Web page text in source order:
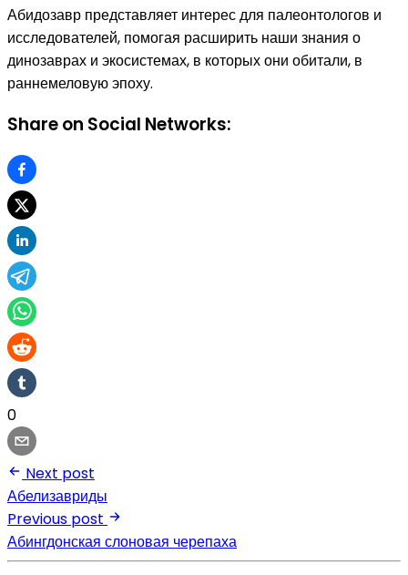
Абидозавр представляет интерес для палеонтологов и
исследователей, помогая расширить наши знания о
динозаврах и экосистемах, в которых они обитали, в
раннемеловую эпоху.
Share on Social Networks:
0
Next post
Абелизавриды
Previous post
Абингдонская слоновая черепаха